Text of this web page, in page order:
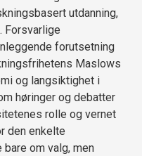
utdanning,
Forsvarlige
forutsetning
Maslows
og langsiktighet i
høringer og debatter
rolle og vernet
den enkelte
om valg, men